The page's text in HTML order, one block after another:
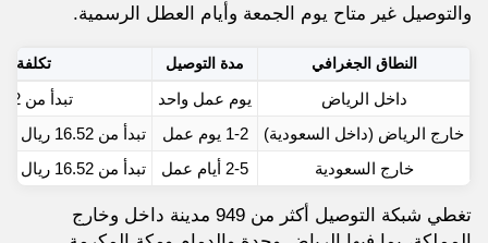
والتوصيل غير متاح يوم الجمعة وأيام العطل الرسمية.
النطاق الجغرافي مدة التوصيل تكلفة
داخل الرياض يوم عمل واحد
تبدأ من 16.52 ريال
خارج الرياض (داخل السعودية)
1-2 يوم عمل
تبدأ من 16.52 ريال وقد تصل إلى 70 ريال
خارج السعودية
2-5 أيام عمل تبدأ من 16.52 ريال وقد تصل إلى 70 ريال
تغطي شبكة التوصيل أكثر من 949 مدينة داخل وخارج